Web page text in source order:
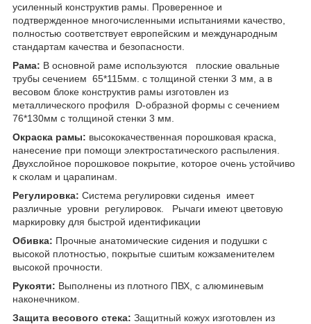
усиленный конструктив рамы. Проверенное и
подтвержденное многочисленными испытаниями качество,
полностью соответствует европейским и международным
стандартам качества и безопасности.
Рама: В основной раме используются плоские овальные
трубы сечением 65*115мм. с толщиной стенки 3 мм, а в
весовом блоке конструктив рамы изготовлен из
металлического профиля D-образной формы с сечением
76*130мм с толщиной стенки 3 мм.
Окраска рамы: высококачественная порошковая краска,
нанесение при помощи электростатического распыления.
Двухслойное порошковое покрытие, которое очень устойчиво
к сколам и царапинам.
Регулировка: Система регулировки сиденья имеет
различные уровни регулировок. Рычаги имеют цветовую
маркировку для быстрой идентификации
Обивка: Прочные анатомические сидения и подушки с
высокой плотностью, покрытые сшитым кожзаменителем
высокой прочности.
Рукояти: Выполнены из плотного ПВХ, с алюминевым
наконечником.
Защита весового стека: Защитный кожух изготовлен из